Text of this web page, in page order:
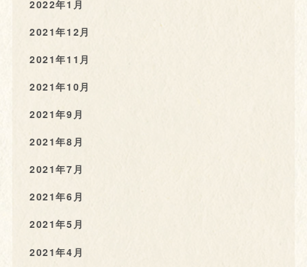
2022年1月
2021年12月
2021年11月
2021年10月
2021年9月
2021年8月
2021年7月
2021年6月
2021年5月
2021年4月